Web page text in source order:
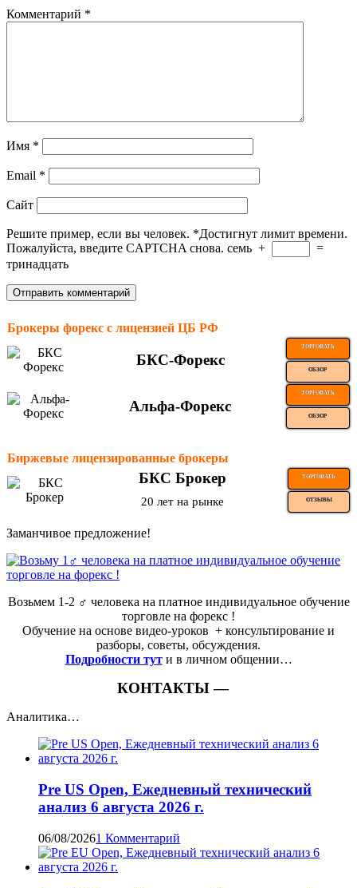
Комментарий *
Имя *
Email *
Сайт
Решите пример, если вы человек. *Достигнут лимит времени.
Пожалуйста, введите CAPTCHA снова. семь +
=
тринадцать
Брокеры форекс с лицензией ЦБ РФ
БКС-Форекс
ТОРГОВАТЬ
ОБЗОР
Альфа-Форекс
ТОРГОВАТЬ
ОБЗОР
Биржевые лицензированные брокеры
БКС Брокер ТОРГОВАТЬ
20 лет на рынке ОТЗЫВЫ
Заманчивое предложение!
Возьмем 1-2 ‍♂️ человека на платное индивидуальное обучение
торговле на форекс !
Обучение на основе видео-уроков ️ + консультирование и
разборы, советы, обсуждения.
Подробности тут и в личном общении…
КОНТАКТЫ —
Аналитика…
Pre US Open, Ежедневный технический
анализ 6 августа 2026 г.
06/08/20261 Комментарий